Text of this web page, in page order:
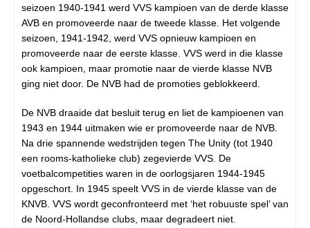
seizoen 1940-1941 werd VVS kampioen van de derde klasse
AVB en promoveerde naar de tweede klasse. Het volgende
seizoen, 1941-1942, werd VVS opnieuw kampioen en
promoveerde naar de eerste klasse. VVS werd in die klasse
ook kampioen, maar promotie naar de vierde klasse NVB
ging niet door. De NVB had de promoties geblokkeerd.
De NVB draaide dat besluit terug en liet de kampioenen van
1943 en 1944 uitmaken wie er promoveerde naar de NVB.
Na drie spannende wedstrijden tegen The Unity (tot 1940
een rooms-katholieke club) zegevierde VVS. De
voetbalcompetities waren in de oorlogsjaren 1944-1945
opgeschort. In 1945 speelt VVS in de vierde klasse van de
KNVB. VVS wordt geconfronteerd met ‘het robuuste spel’ van
de Noord-Hollandse clubs, maar degradeert niet.